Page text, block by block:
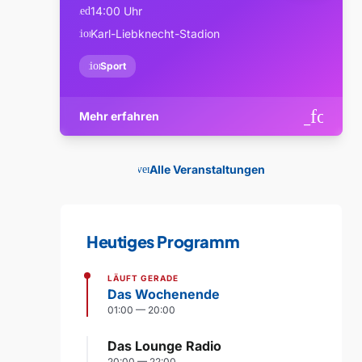
schedule14:00 Uhr
location_onKarl-Liebknecht-Stadion
confirmation_number
Sport
Mehr erfahren
eventAlle Veranstaltungen
Heutiges Programm
LÄUFT GERADE
Das Wochenende
01:00 — 20:00
Das Lounge Radio